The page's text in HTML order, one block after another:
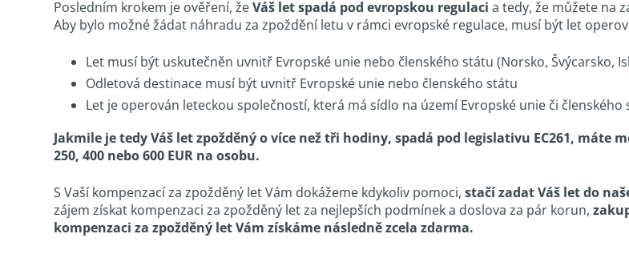
Posledním krokem je ověření, žeVáš let spadá pod evropskou regulaci a tedy, že můžete na
Aby bylo možné žádat náhradu za zpoždění letu v rámci evropské regulace, musí být let
Let musí být uskutečněn uvnitř Evropské unie nebo členského státu (Norsko, Švýcarsko,
Odletová destinace musí být uvnitř Evropské unie nebo členského státu
Let je operován leteckou společností, která má sídlo na území Evropské unie či členského
Jakmile je tedy Váš let zpožděný o více než tři hodiny, spadá pod legislativu EC261,
250, 400 nebo 600 EUR na osobu.
S Vaší kompenzací za zpožděný let Vám dokážeme kdykoliv pomoci, stačí zadat Váš let do
zájem získat kompenzaci za zpožděný let za nejlepších podmínek a doslova za pár korun,
kompenzaci za zpožděný let Vám získáme následně zcela zdarma.